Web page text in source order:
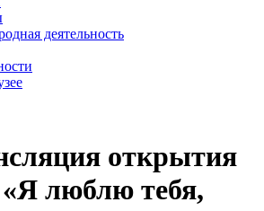
деятельность
открытия
люблю тебя,